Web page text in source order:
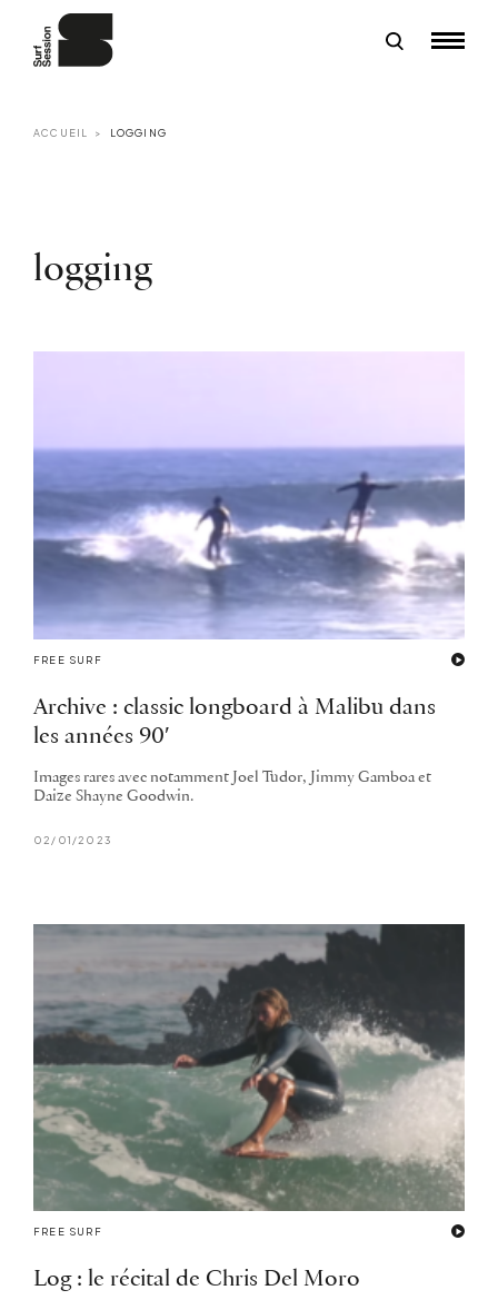
ACCUEIL LOGGING
logging
FREE SURF
Archive : classic longboard à Malibu dans
les années 90′
Images rares avec notamment Joel Tudor, Jimmy Gamboa et
Daize Shayne Goodwin.
02/01/2023
FREE SURF
Log : le récital de Chris Del Moro